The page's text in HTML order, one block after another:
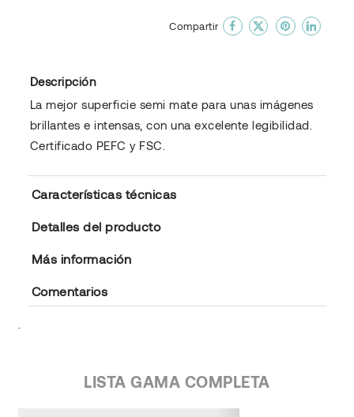
Compartir
Descripción
La mejor superficie semi mate para unas imágenes
brillantes e intensas, con una excelente legibilidad.
Certificado PEFC y FSC.
Características técnicas
Detalles del producto
Más información
Comentarios
LISTA GAMA COMPLETA